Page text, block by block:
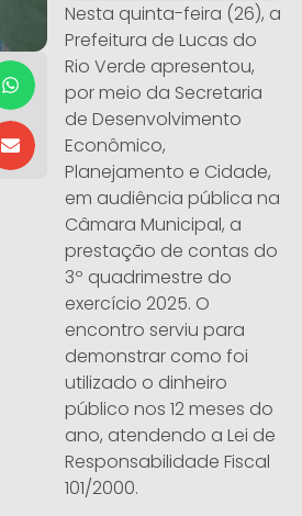
Nesta quinta-feira (26), a
Prefeitura de Lucas do
Rio Verde apresentou,
por meio da Secretaria
de Desenvolvimento
Econômico,
Planejamento e Cidade,
em audiência pública na
Câmara Municipal, a
prestação de contas do
3º quadrimestre do
exercício 2025. O
encontro serviu para
demonstrar como foi
utilizado o dinheiro
público nos 12 meses do
ano, atendendo a Lei de
Responsabilidade Fiscal
101/2000.